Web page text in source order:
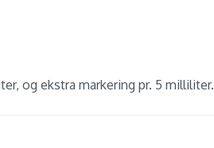
og ekstra markering pr. 5 milliliter.